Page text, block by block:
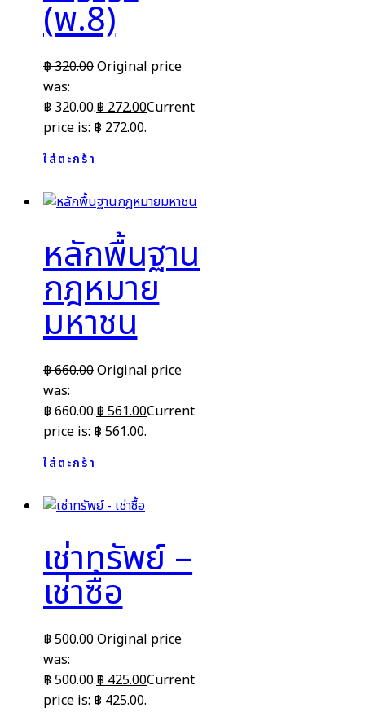
(พ.8)
฿320.00Original price
was:
฿ 320.00.฿272.00Current
price is: ฿ 272.00.
ใส่ตะกร้า
หลักพื้นฐาน
กฎหมาย
มหาชน
฿660.00Original price
was:
฿ 660.00.฿ 561.00Current
price is: ฿ 561.00.
ใส่ตะกร้า
เช่าทรัพย์ –
เช่าซื้อ
฿500.00Original price
was:
฿ 500.00.฿425.00Current
price is: ฿ 425.00.